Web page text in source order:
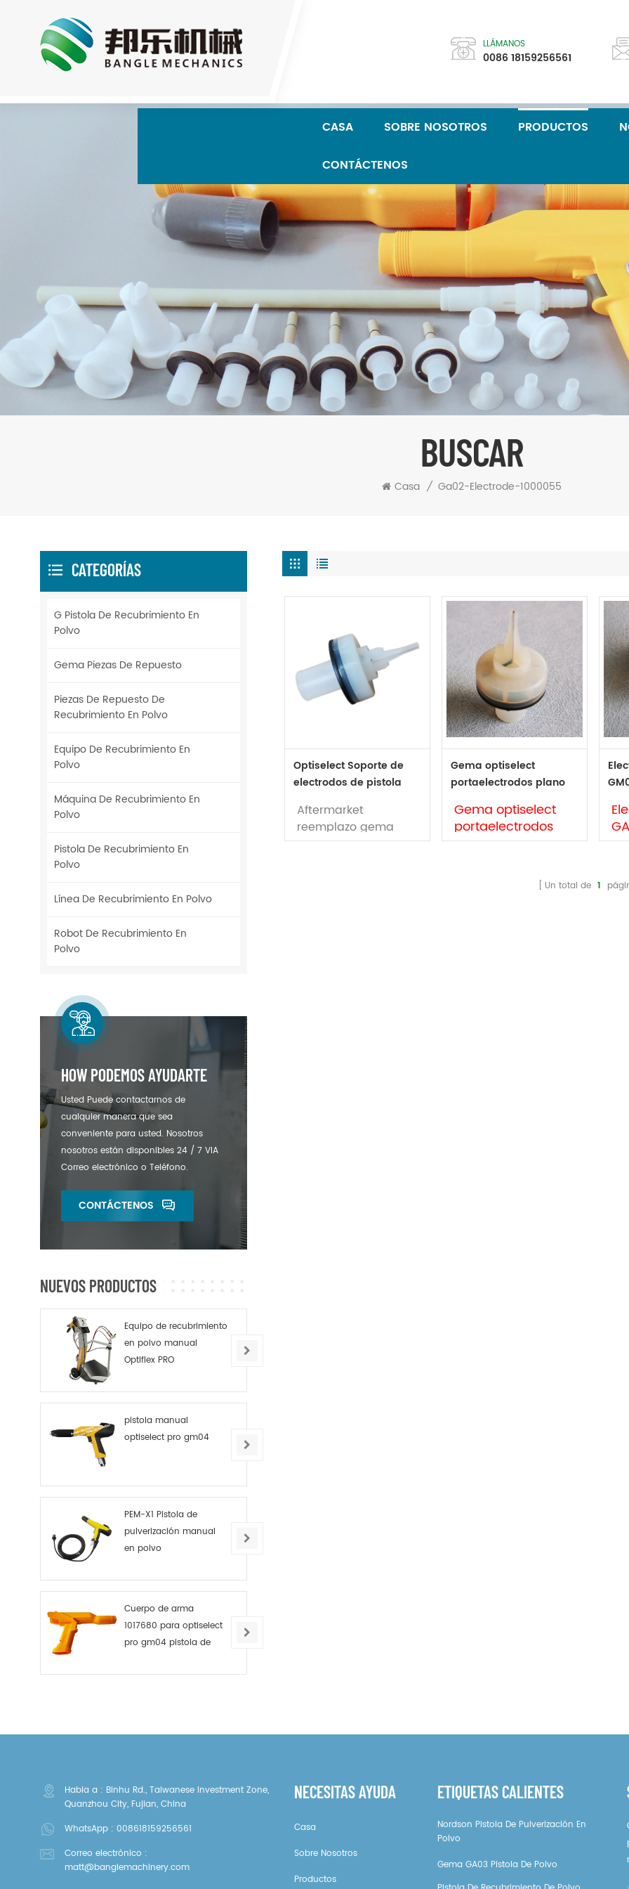
LLÁMANOS
0086 18159256561
CASA SOBRE NOSOTROS PRODUCTOS
CONTÁCTENOS
BUSCAR
Casa / Ga02-Electrode-1000055
Optiselect Soporte de
electrodos de pistola
Aftermarket
reemplazo gema
Optiselect Soporte
Gema optiselect
portaelectrodos plano
Gema optiselect
portaelectrodos
plano 1000055
Código: 1000055Un total de 1
CATEGORÍAS
G Pistola De Recubrimiento En
Polvo
Gema Piezas De Repuesto
Piezas De Repuesto De
Recubrimiento En Polvo
Equipo De Recubrimiento En
Polvo
Máquina De Recubrimiento En
Polvo
Pistola De Recubrimiento En
Polvo
Línea De Recubrimiento En Polvo
Robot De Recubrimiento En
Polvo
HOW PODEMOS AYUDARTE
Usted Puede contactarnos de
cualquier manera que sea
conveniente para usted. Nosotros
nosotros están disponibles 24 / 7 VIA
Correo electrónico o Teléfono.
CONTÁCTENOS
NUEVOS PRODUCTOS
Equipo de recubrimiento
en polvo manual
Optiflex PRO
pistola manual
optiselect pro gm04
PEM-X1 Pistola de
pulverización manual
en polvo
Cuerpo de arma
1017680 para optiselect
pro gm04 pistola de
Habla a : Binhu Rd., Taiwanese Investment Zone,
Quanzhou City, Fujian, China
WhatsApp : 008618159256561
Correo electrónico :
matt@banglemachinery.com
NECESITAS AYUDA
Casa
Sobre Nosotros
Productos
ETIQUETAS CALIENTES
Nordson Pistola De Pulverización En
Polvo
Gema GA03 Pistola De Polvo